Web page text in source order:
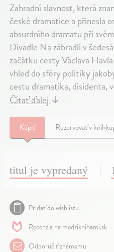
Zahradní slavnost, která
české dramatice a přinesla
absurdního dramatu při
Divadle Na zábradlí v
začátku cesty Václava
vhled do sféry politiky
cestu dramatika, disidenta,
Čítať ďalej↓
Kúpiť Rezervovať v
titul je vypredaný
Pridať do wishlistu
Recenzia na medziknihami.sk
Odporučiť známemu